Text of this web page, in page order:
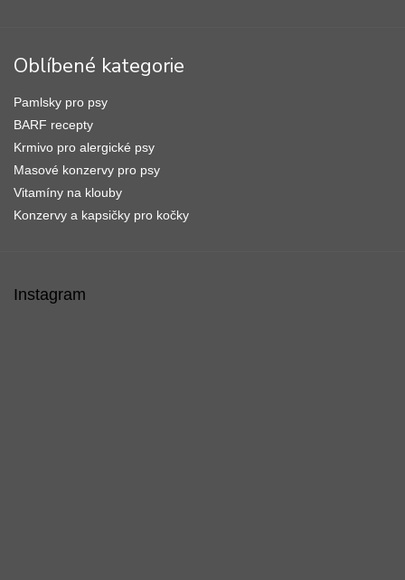
Oblíbené kategorie
Pamlsky pro psy
BARF recepty
Krmivo pro alergické psy
Masové konzervy pro psy
Vitamíny na klouby
Konzervy a kapsičky pro kočky
Instagram